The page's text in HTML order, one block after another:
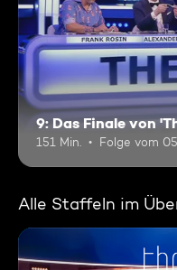
9: Das Finale von
151 Min. Folge vom
Alle Staffeln im